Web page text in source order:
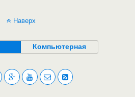
Наверх
Компьютерная